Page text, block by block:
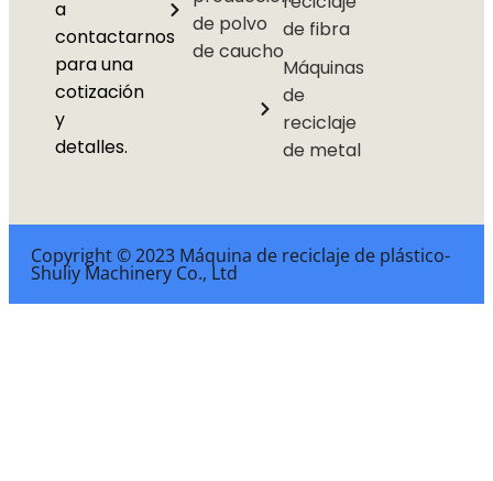
a
contactarnos
para una
cotización
y
detalles.
de polvo
de caucho
de fibra
Máquinas
de
reciclaje
de metal
Copyright © 2023 Máquina de reciclaje de plástico-
Shuliy Machinery Co., Ltd